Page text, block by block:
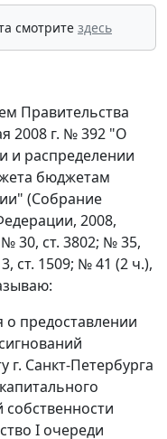
смотрите здесь
Правительства
2008 г. № 392 "О
и распределении
бюджетам
(Собрание
2008,
30, ст. 3802; № 35,
ст. 1509; № 41 (2 ч.),
предоставлении
Санкт-Петербурга
собственности
I очереди